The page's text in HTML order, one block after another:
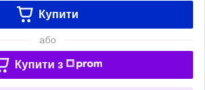
Купити
або
Купити з